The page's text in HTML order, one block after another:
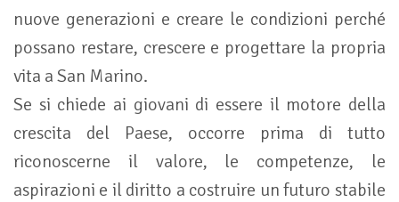
nuove generazioni e creare le condizioni perché
possano restare, crescere e progettare la propria
vita a San Marino.
Se si chiede ai giovani di essere il motore della
crescita del Paese, occorre prima di tutto
riconoscerne il valore, le competenze, le
aspirazioni e il diritto a costruire un futuro stabile